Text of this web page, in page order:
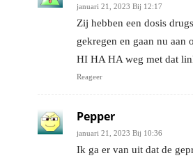
januari 21, 2023 Bij 12:17
Zij hebben een dosis
gekregen en gaan nu aan
HI HA HA weg met dat
Reageer
Pepper
januari 21, 2023 Bij 10:36
Ik ga er van uit dat de